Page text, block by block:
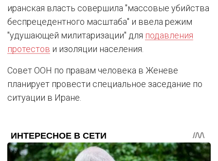
иранская власть совершила "массовые убийства
беспрецедентного масштаба" и ввела режим
"удушающей милитаризации" для подавления
протестов и изоляции населения.
Совет ООН по правам человека в Женеве
планирует провести специальное заседание по
ситуации в Иране.